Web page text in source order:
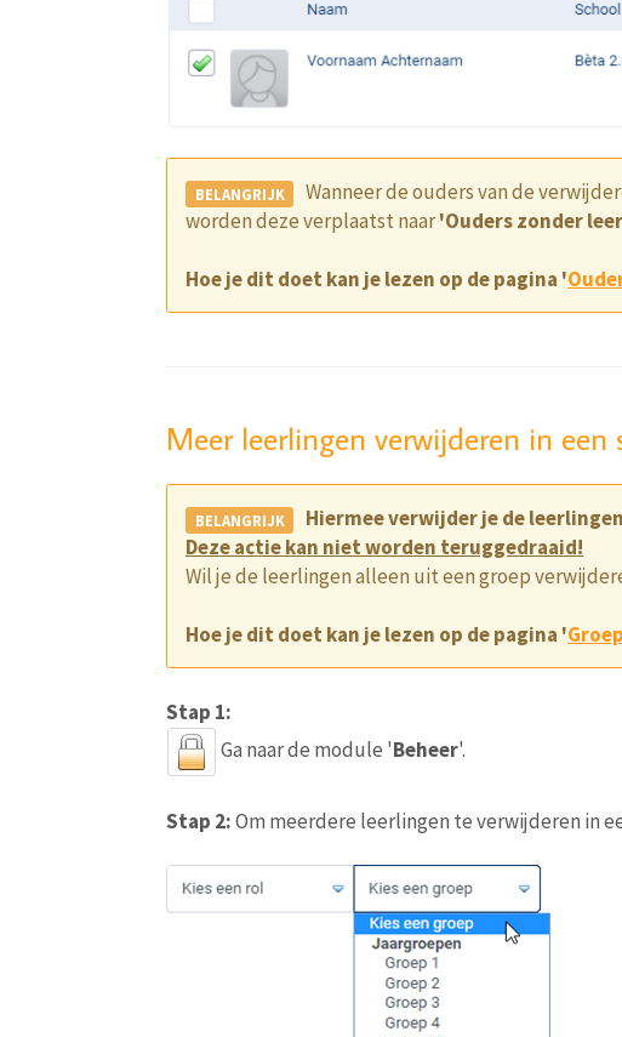
Wanneer de ouders van de
worden deze verplaatst naar'Ouders zonder
Hoe je dit doet kan je lezen op de pagina '
Meer leerlingen verwijderen in een
Hiermee verwijder je de
Deze actie kan niet worden teruggedraaid!
Wil je de leerlingen alleen uit een groep
Hoe je dit doet kan je lezen op de pagina '
Stap 1:
Ga naar de module 'Beheer'.
Stap 2:Om meerdere leerlingen te verwijderen in